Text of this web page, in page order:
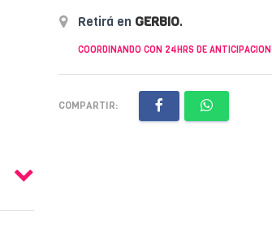
Retirá en GERBIO.
COORDINANDO CON 24HRS DE ANTICIPACION
COMPARTIR: